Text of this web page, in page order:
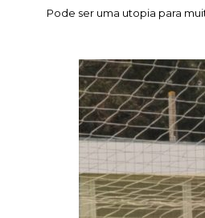
Pode ser uma utopia para